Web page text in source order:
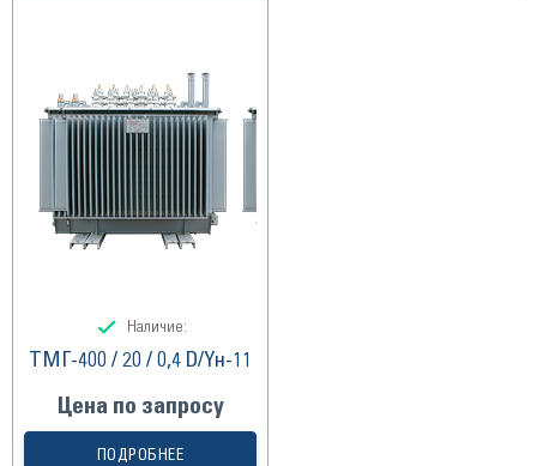
Наличие:
ТМГ-400 / 20 / 0,4 D/Yн-11
Цена по запросу
ПОДРОБНЕЕ